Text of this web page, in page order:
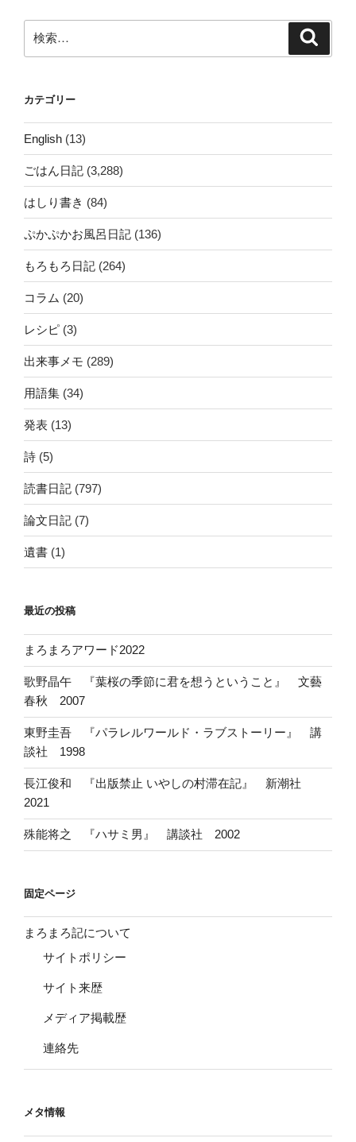
索:
カテゴリー
English (13)
ごはん日記 (3,288)
はしり書き (84)
ぷかぷかお風呂日記 (136)
もろもろ日記 (264)
コラム (20)
レシピ (3)
出来事メモ (289)
用語集 (34)
発表 (13)
詩 (5)
読書日記 (797)
論文日記 (7)
遺書 (1)
最近の投稿
まろまろアワード2022
歌野晶午 『葉桜の季節に君を想うということ』 文藝
春秋 2007
東野圭吾 『パラレルワールド・ラブストーリー』 講
談社 1998
長江俊和 『出版禁止 いやしの村滞在記』 新潮社
2021
殊能将之 『ハサミ男』 講談社 2002
固定ページ
まろまろ記について
サイトポリシー
サイト来歴
メディア掲載歴
連絡先
メタ情報